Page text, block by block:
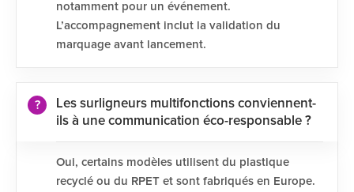
notamment pour un événement.
L’accompagnement inclut la validation du
marquage avant lancement.
Les surligneurs multifonctions conviennent-
ils à une communication éco-responsable ?
Oui, certains modèles utilisent du plastique
recyclé ou du RPET et sont fabriqués en Europe.